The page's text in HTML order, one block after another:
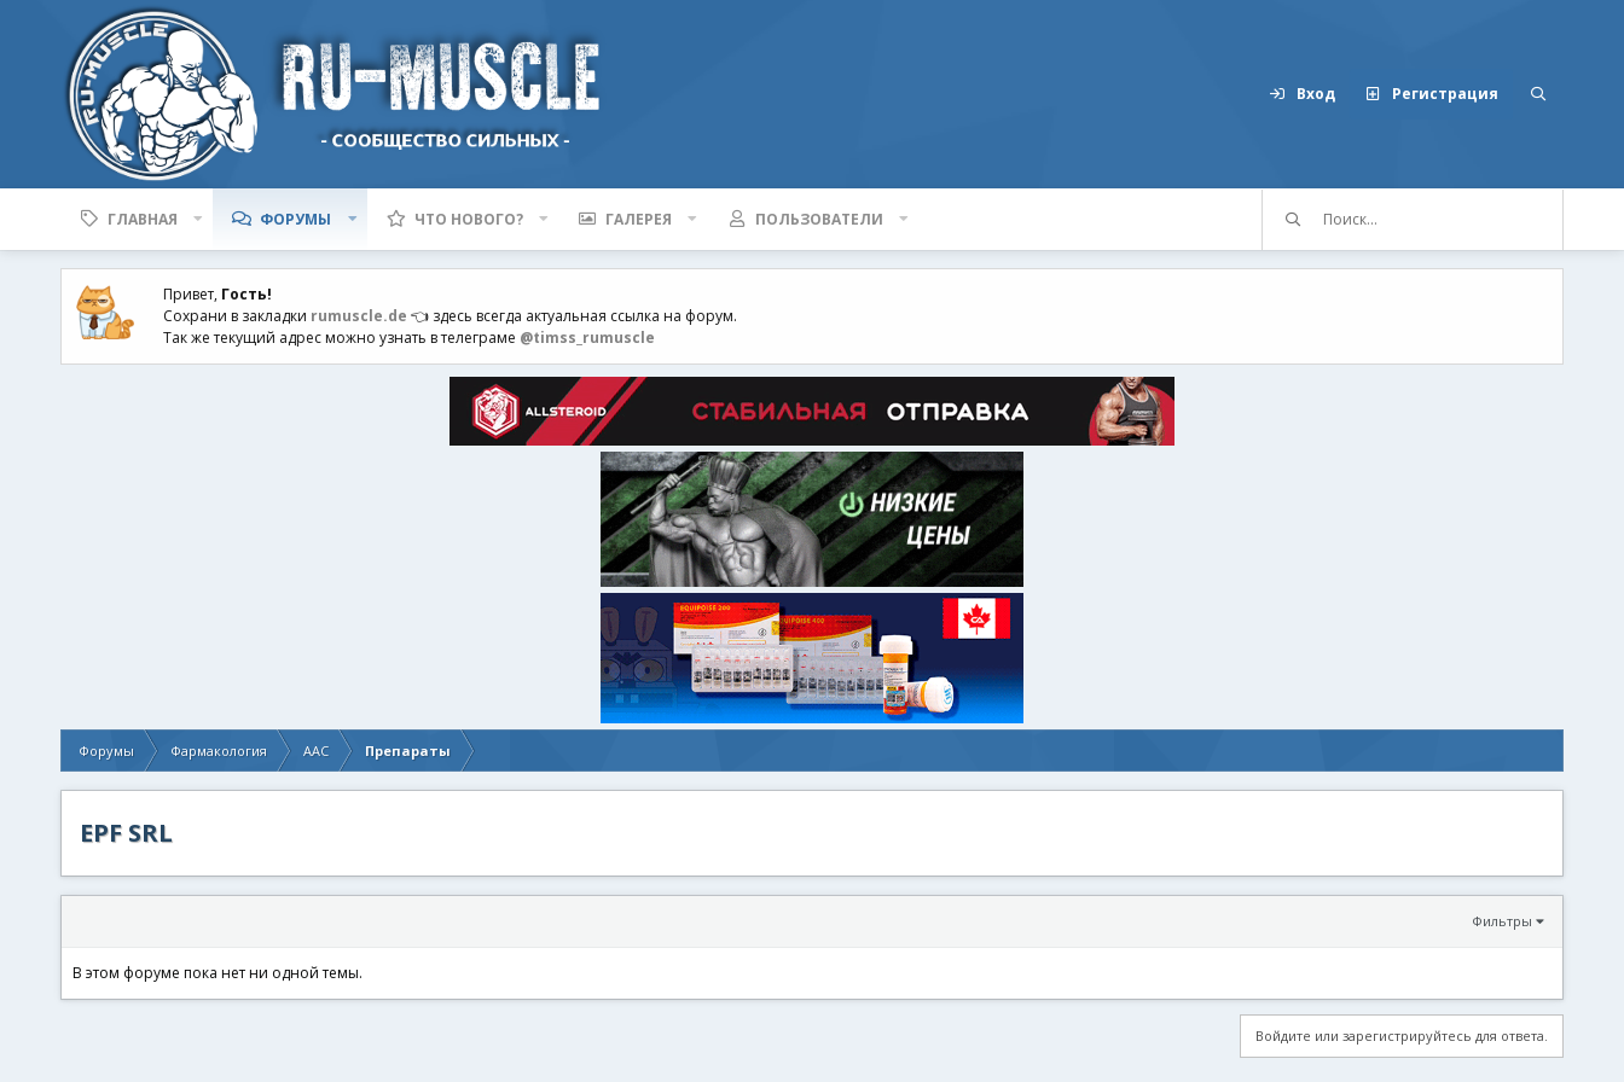
Вход Регистрация
ГЛАВНАЯ ФОРУМЫ ЧТО НОВОГО? ГАЛЕРЕЯ ПОЛЬЗОВАТЕЛИ
Привет, Гость!
Сохрани в закладки rumuscle.de 👈 здесь всегда актуальная ссылка на форум.
Так же текущий адрес можно узнать в телеграме @timss_rumuscle
Форумы Фармакология AAC Препараты
EPF SRL
Фильтры
В этом форуме пока нет ни одной темы.
Войдите или зарегистрируйтесь для ответа.